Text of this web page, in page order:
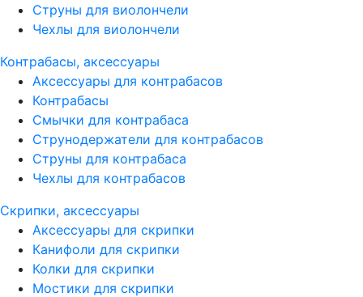
Струны для виолончели
Чехлы для виолончели
Контрабасы, аксессуары
Аксессуары для контрабасов
Контрабасы
Смычки для контрабаса
Струнодержатели для контрабасов
Струны для контрабаса
Чехлы для контрабасов
Скрипки, аксессуары
Аксессуары для скрипки
Канифоли для скрипки
Колки для скрипки
Мостики для скрипки